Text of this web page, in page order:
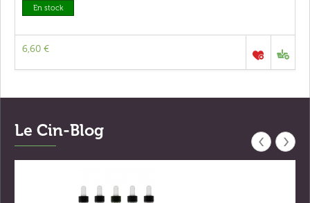
En stock
6,60 €
Le Cin-Blog ‹ ›